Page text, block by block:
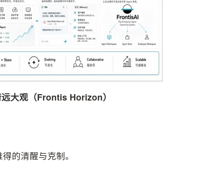
大观（Frontis Horizon）
的清醒与克制。